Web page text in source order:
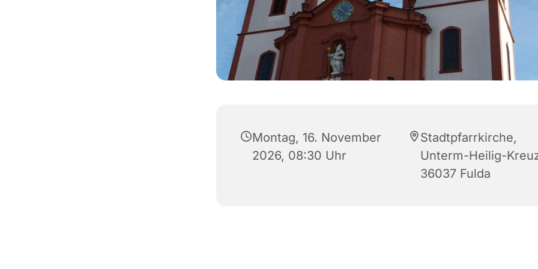
Montag, 16. November
2026, 08:30 Uhr
Stadtpfarrkirche,
Unterm-Heilig-
36037 Fulda